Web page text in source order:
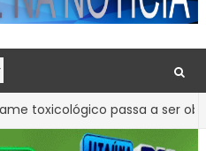
passa a ser obrigatório